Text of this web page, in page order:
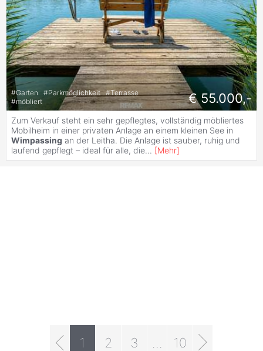
#Garten #Parkmöglichkeit #Terrasse
#möbliert € 55.000,-
Zum Verkauf steht ein sehr gepflegtes, vollständig möbliertes
Mobilheim in einer privaten Anlage an einem kleinen See in
Wimpassing an der Leitha. Die Anlage ist sauber, ruhig und
laufend gepflegt – ideal für alle, die... [Mehr]
1 2 3 10